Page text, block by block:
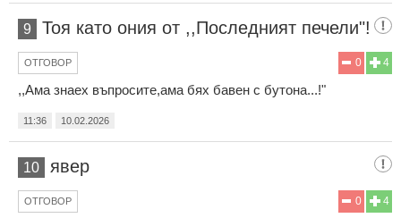
9 Тоя като ония от ,,Последният печели"!
4
0
ОТГОВОР
,,Ама знаех въпросите,ама бях бавен с бутона...!"
11:36 10.02.2026
10 явер
4
0
ОТГОВОР